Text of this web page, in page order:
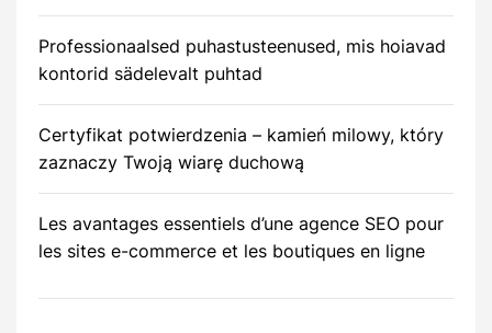
Professionaalsed puhastusteenused, mis hoiavad
kontorid sädelevalt puhtad
Certyfikat potwierdzenia – kamień milowy, który
zaznaczy Twoją wiarę duchową
Les avantages essentiels d’une agence SEO pour
les sites e-commerce et les boutiques en ligne